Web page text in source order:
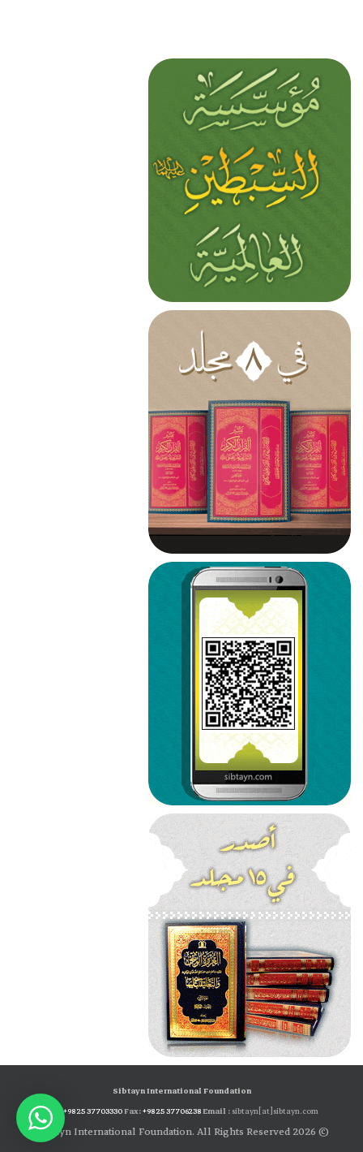
Sibtayn International Foundation
Tel:
+98 25 37703330Fax:+98 25 37706238Email :sibtayn[at]sibtayn.com
© 2026 Sibtayn International Foundation. All Rights Reserved.